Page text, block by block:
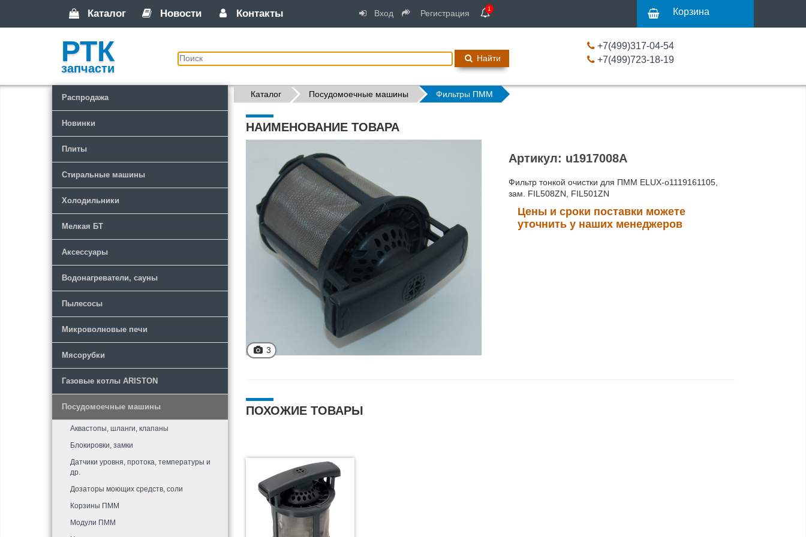
Каталог Новости Контакты Вход Регистрация 1 Корзина
РТК
запчасти
Найти
+7(499)317-04-54
+7(499)723-18-19
Распродажа
Новинки
Плиты
Стиральные машины
Холодильники
Мелкая БТ
Аксессуары
Водонагреватели, сауны
Пылесосы
Микроволновые печи
Мясорубки
Газовые котлы ARISTON
Посудомоечные машины
Аквастопы, шланги, клапаны
Блокировки, замки
Датчики уровня, протока, температуры и
др.
Дозаторы моющих средств, соли
Корзины ПММ
Модули ПММ
Каталог Посудомоечные машины Фильтры ПММ
НАИМЕНОВАНИЕ ТОВАРА
3
Артикул: u1917008A
Фильтр тонкой очистки для ПММ ELUX-o1119161105,
зам. FIL508ZN, FIL501ZN
Цены и сроки поставки можете
уточнить у наших менеджеров
ПОХОЖИЕ ТОВАРЫ